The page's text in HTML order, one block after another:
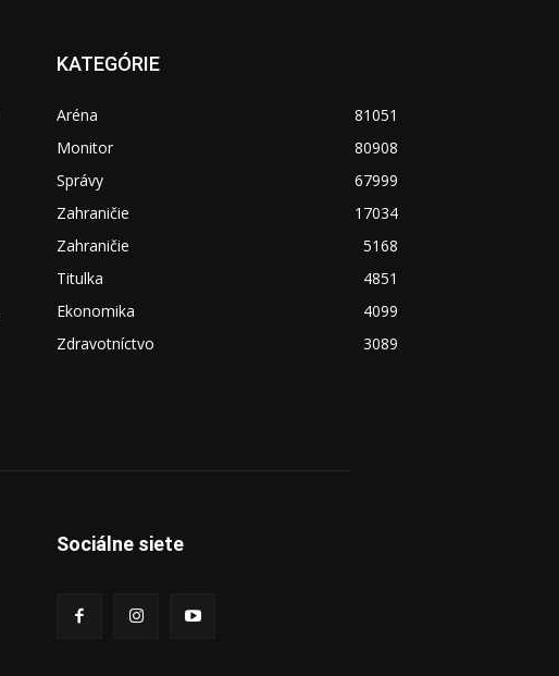
KATEGÓRIE
Aréna
81051
Monitor
80908
Správy
67999
Zahraničie
17034
Zahraničie
5168
Titulka
4851
Ekonomika
4099
Zdravotníctvo
3089
Sociálne siete